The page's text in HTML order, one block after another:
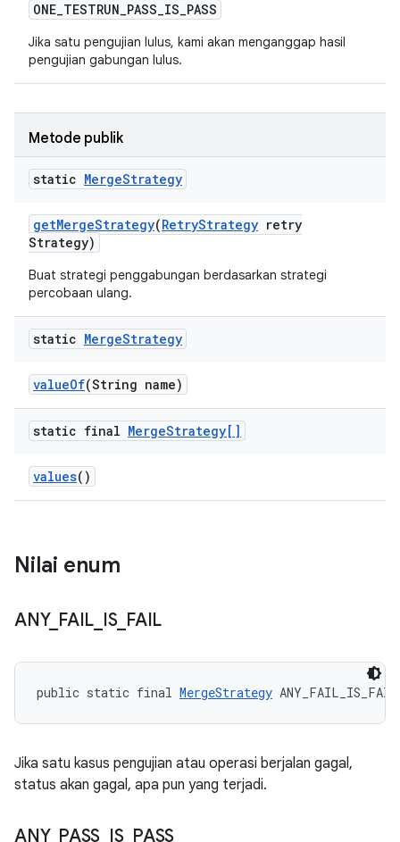
ONE_TESTRUN_PASS_IS_PASS
Jika satu pengujian lulus, kami akan menganggap hasil
pengujian gabungan lulus.
Metode publik
static MergeStrategy
getMergeStrategy(RetryStrategy retry
Strategy)
Buat strategi penggabungan berdasarkan strategi
percobaan ulang.
static MergeStrategy
valueOf(String name)
static final MergeStrategy[]
values()
Nilai enum
ANY_ FAIL IS_ FAIL
public static final MergeStrategy ANY_FAIL_IS_FAIL
Jika satu kasus pengujian atau operasi berjalan gagal,
status akan gagal, apa pun yang terjadi.
ANY_ PASS IS_ PASS